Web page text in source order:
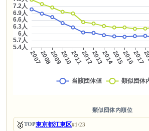
類似団体内順位
🥇TOP東京都江東区#1/23